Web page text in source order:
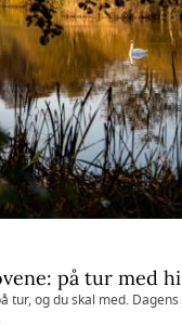
tur, og du skal med.